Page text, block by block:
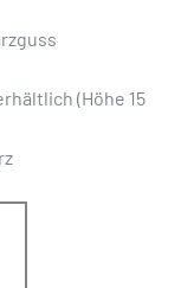
(Höhe 15